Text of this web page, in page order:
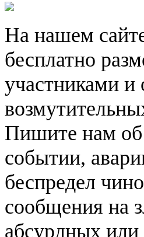
На нашем
бесплатно
участниками
Пишите нам
событии,
беспредел
сообщения на
абсурдных